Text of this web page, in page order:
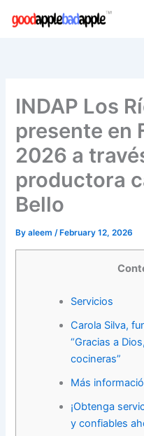
INDAP Los
presente en
2026 a
productora
Bello
Byaleem/ February 12, 2026
Servicios
Carola Silva,
“Gracias a
cocineras”
Más
¡Obtenga
y confiables